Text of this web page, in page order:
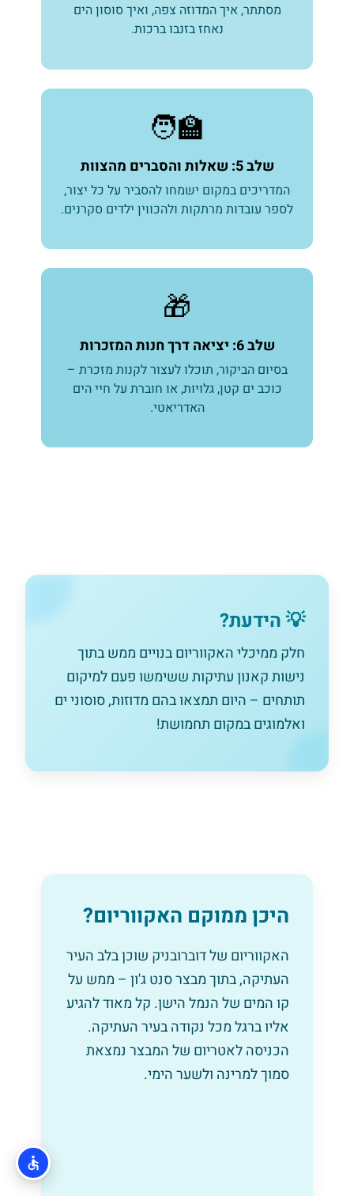
מסתתר, איך המדוזה צפה, ואיך סוסון הים
נאחז בזנבו ברכות.
🧑‍🏫
שלב 5: שאלות והסברים מהצוות
המדריכים במקום ישמחו להסביר על כל יצור,
לספר עובדות מרתקות ולהכווין ילדים סקרנים.
🎁
שלב 6: יציאה דרך חנות המזכרות
בסיום הביקור, תוכלו לעצור לקנות מזכרת –
כוכב ים קטן, גלויות, או חוברת על חיי הים
האדריאטי.
💡 הידעת?
חלק ממיכלי האקווריום בנויים ממש בתוך
נישות קאנון עתיקות ששימשו פעם למיקום
תותחים – היום תמצאו בהם מדוזות, סוסוני ים
ואלמוגים במקום תחמושת!
היכן ממוקם האקווריום?
האקווריום של דוברובניק שוכן בלב העיר
העתיקה, בתוך מבצר סנט ג'ון – ממש על
קו המים של הנמל הישן. קל מאוד להגיע
אליו ברגל מכל נקודה בעיר העתיקה.
הכניסה לאטריום של המבצר נמצאת
סמוך למרינה ולשער הימי.